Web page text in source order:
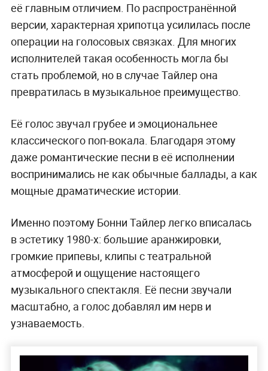
её главным отличием. По распространённой
версии, характерная хрипотца усилилась после
операции на голосовых связках. Для многих
исполнителей такая особенность могла бы
стать проблемой, но в случае Тайлер она
превратилась в музыкальное преимущество.
Её голос звучал грубее и эмоциональнее
классического поп-вокала. Благодаря этому
даже романтические песни в её исполнении
воспринимались не как обычные баллады, а как
мощные драматические истории.
Именно поэтому Бонни Тайлер легко вписалась
в эстетику 1980-х: большие аранжировки,
громкие припевы, клипы с театральной
атмосферой и ощущение настоящего
музыкального спектакля. Её песни звучали
масштабно, а голос добавлял им нерв и
узнаваемость.